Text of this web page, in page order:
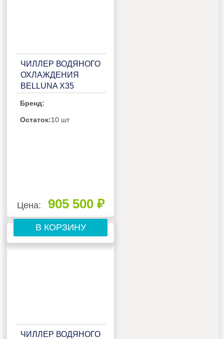
ЧИЛЛЕР ВОДЯНОГО
ОХЛАЖДЕНИЯ
BELLUNA X35
Бренд:
Остаток:10 шт
Цена: 905 500 ₽
В КОРЗИНУ
ЧИЛЛЕР ВОДЯНОГО